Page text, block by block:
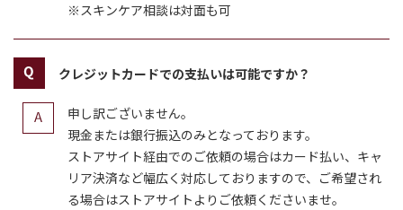
※スキンケア相談は対面も可
クレジットカードでの支払いは可能ですか？
申し訳ございません。
現金または銀行振込のみとなっております。
​​​​​​​ストアサイト経由でのご依頼の場合はカード払い、キャ
リア決済など幅広く対応しておりますので、ご希望され
る場合はストアサイトよりご依頼くださいませ。